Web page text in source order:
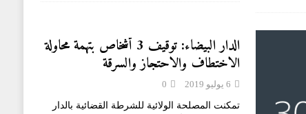
الدار البيضاء: توقيف 3 أشخاص بتهمة محاولة
الاختطاف والاحتجاز والسرقة
6 يوليو 2019 0
تمكنت المصلحة الولائية للشرطة القضائية بالدار